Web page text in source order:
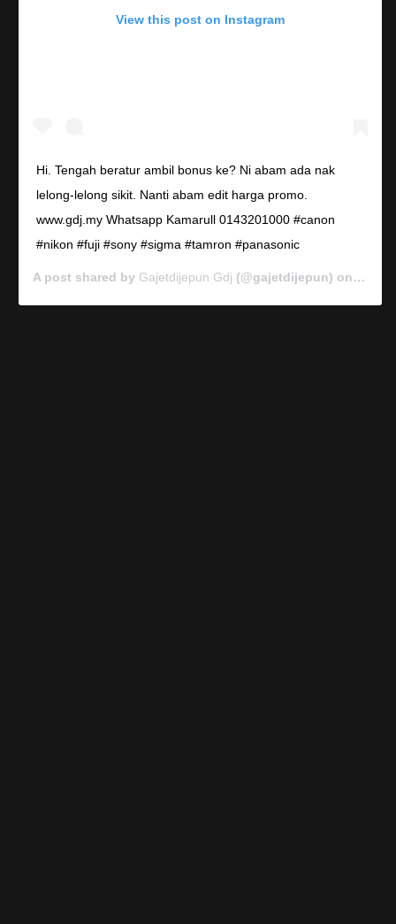
View this post on Instagram
Hi. Tengah beratur ambil bonus ke? Ni abam ada nak
lelong-lelong sikit. Nanti abam edit harga promo.
www.gdj.my Whatsapp Kamarull 0143201000 #canon
#nikon #fuji #sony #sigma #tamron #panasonic
A post shared by Gajetdijepun Gdj (@gajetdijepun) on Jan 7,